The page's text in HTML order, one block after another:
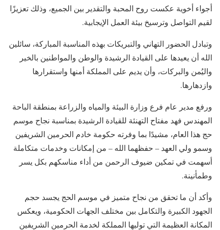
أجواء أخوية عكست روح المحبة والتقدير بين الجميع، وذلك تعزيزًا
لقيم التواصل وترسيخ بيئة العمل الإيجابية.
وتبادل الحضور التهاني والتبريكات بهذه المناسبة المباركة، سائلين
الله أن يعيدها على القيادة الرشيدة والوطن والمواطنين بالخير
واليُمن والبركات، وأن يديم على المملكة أمنها واستقرارها
وازدهارها.
ورفع مدير عام فرع وزارة البيئة والمياه والزراعة بمنطقة الباحة
المهندس فهد مفتاح التهنئة للقيادة الرشيدة بمناسبة نجاح موسم
حج هذا العام، مشيدًا بما وفرته حكومة خادم الحرمين الشريفين
وسمو ولي العهد – حفظهما الله – من إمكانات وخدمات متكاملة
أسهمت في تمكين ضيوف الرحمن من أداء مناسكهم بكل يسر
وطمأنينة.
وأكد أن ما تحقق من نجاح متميز في موسم الحج يجسد حجم
الجهود الكبيرة والتكامل بين مختلف الجهات الحكومية، ويعكس
المكانة العظيمة التي توليها المملكة لخدمة الحرمين الشريفين